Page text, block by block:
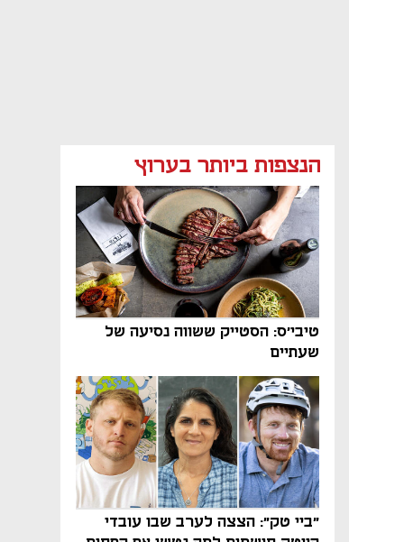
הנצפות ביותר בערוץ
טיבי'ס: הסטייק ששווה נסיעה של
שעתיים
"ביי טק": הצצה לערב שבו עובדי